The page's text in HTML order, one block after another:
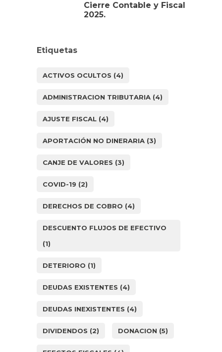
Cierre Contable y Fiscal
2025.
Etiquetas
ACTIVOS OCULTOS (4)
ADMINISTRACION TRIBUTARIA (4)
AJUSTE FISCAL (4)
APORTACIÓN NO DINERARIA (3)
CANJE DE VALORES (3)
COVID-19 (2)
DERECHOS DE COBRO (4)
DESCUENTO FLUJOS DE EFECTIVO
(1)
DETERIORO (1)
DEUDAS EXISTENTES (4)
DEUDAS INEXISTENTES (4)
DIVIDENDOS (2) DONACION (5)